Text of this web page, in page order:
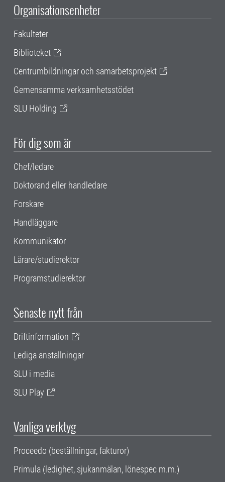
Organisationsenheter
Fakulteter
Biblioteket
Centrumbildningar och samarbetsprojekt
Gemensamma verksamhetsstödet
SLU Holding
För dig som är
Chef/ledare
Doktorand eller handledare
Forskare
Handläggare
Kommunikatör
Lärare/studierektor
Programstudierektor
Senaste nytt från
Driftinformation
Lediga anställningar
SLU i media
SLU Play
Vanliga verktyg
Proceedo (beställningar, fakturor)
Primula (ledighet, sjukanmälan, lönespec m.m.)